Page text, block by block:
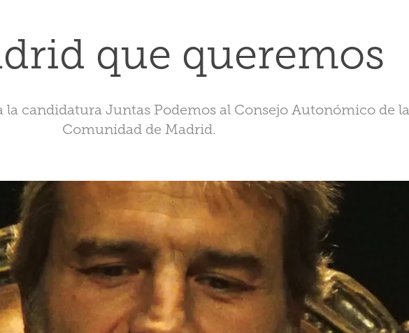
que queremos
la candidatura Juntas Podemos al Consejo Autonómico de la
Comunidad de Madrid.